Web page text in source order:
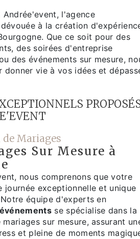
Andrée'event, l'agence
à la création
Que ce soit pour des
des soirées d'entreprise
des événements sur mesure,
donner vie à vos idées et
Mariages
Sur Mesure à
nous comprenons que votre
journée exceptionnelle et unique
équipe d'experts en
se spécialise dans la
sur mesure, assurant
et pleine de moments